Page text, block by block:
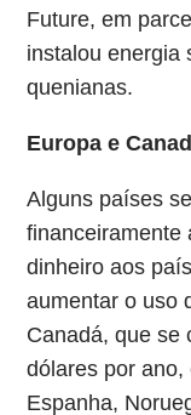
Future, em
instalou energia
quenianas.
Europa e
Alguns países
financeiramente
dinheiro aos
aumentar o uso
Canadá, que se
dólares por
Espanha,